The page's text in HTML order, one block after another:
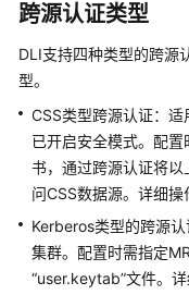
队
建
数
据
目
数
据
库
跨源认证类型
DLI支持四种类型的跨源
型。
CSS类型跨源认证：
已开启安全模式。配
书，通过跨源认证将
问CSS数据源。详细操
Kerberos类型的跨源
集群。配置时需指定
“user.keytab”文件。